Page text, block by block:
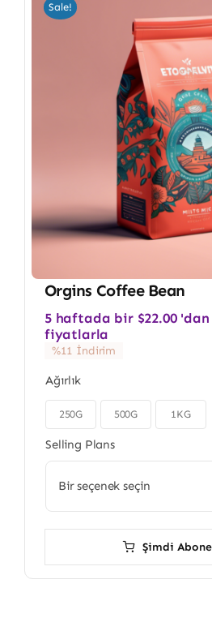
Sale!
Orgins Coffee Bean
5 haftada bir $22.00
fiyatlarla
%11 İndirim
Ağırlık
250G 500G 1KG
Selling Plans
Şimdi